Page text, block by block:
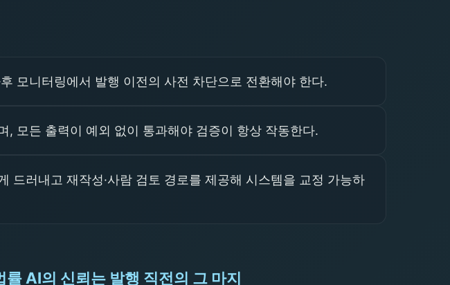
모니터링에서 발행 이전의 사전 차단으로 전환해야 한다.
모든 출력이 예외 없이 통과해야 검증이 항상 작동한다.
드러내고 재작성·사람 검토 경로를 제공해 시스템을 교정 가능하
AI의 신뢰는 발행 직전의 그 마지